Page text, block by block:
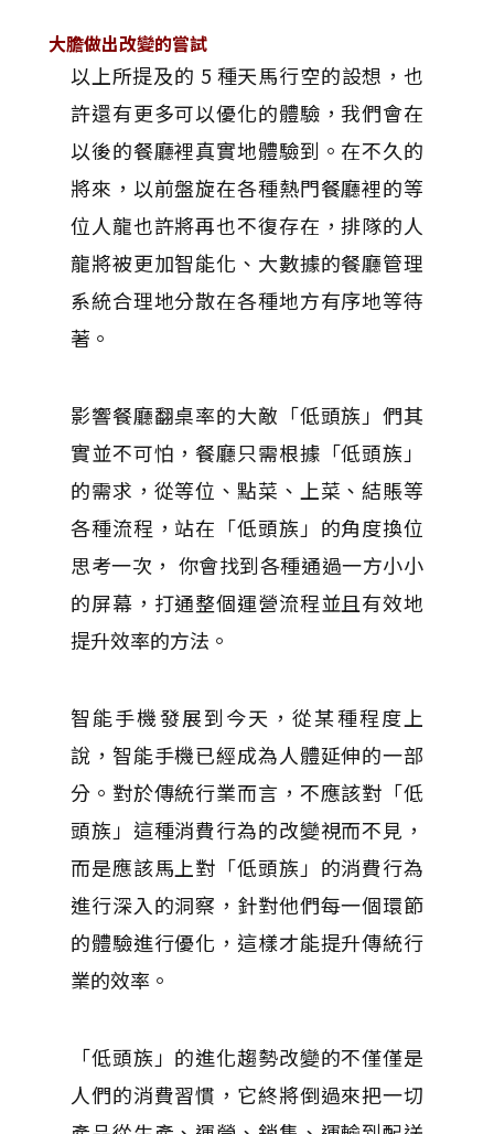
大膽做出改變的嘗試
以上所提及的 5 種天馬行空的設想，也
許還有更多可以優化的體驗，我們會在
以後的餐廳裡真實地體驗到。在不久的
將來，以前盤旋在各種熱門餐廳裡的等
位人龍也許將再也不復存在，排隊的人
龍將被更加智能化、大數據的餐廳管理
系統合理地分散在各種地方有序地等待
著。
影響餐廳翻桌率的大敵「低頭族」們其
實並不可怕，餐廳只需根據「低頭族」
的需求，從等位、點菜、上菜、結賬等
各種流程，站在「低頭族」的角度換位
思考一次， 你會找到各種通過一方小小
的屏幕，打通整個運營流程並且有效地
提升效率的方法。
智能手機發展到今天，從某種程度上
說，智能手機已經成為人體延伸的一部
分。對於傳統行業而言，不應該對「低
頭族」這種消費行為的改變視而不見，
而是應該馬上對「低頭族」的消費行為
進行深入的洞察，針對他們每一個環節
的體驗進行優化，這樣才能提升傳統行
業的效率。
「低頭族」的進化趨勢改變的不僅僅是
人們的消費習慣，它終將倒過來把一切